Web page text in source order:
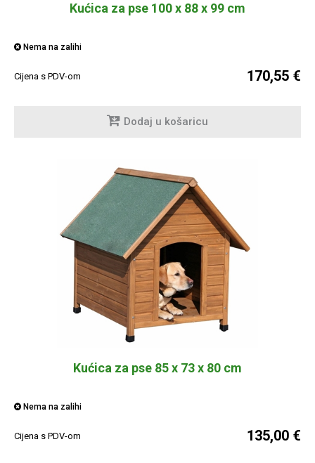
Kućica za pse 100 x 88 x 99 cm
Nema na zalihi
Cijena s PDV-om 170,55 €
Dodaj u košaricu
Kućica za pse 85 x 73 x 80 cm
Nema na zalihi
Cijena s PDV-om 135,00 €